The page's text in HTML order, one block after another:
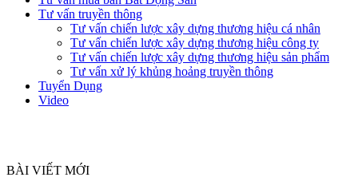
Tư vấn truyền thông
Tư vấn chiến lược xây dựng thương hiệu cá nhân
Tư vấn chiến lược xây dựng thương hiệu công ty
Tư vấn chiến lược xây dựng thương hiệu sản phẩm
Tư vấn xử lý khủng hoảng truyền thông
Tuyển Dụng
Video
BÀI VIẾT MỚI